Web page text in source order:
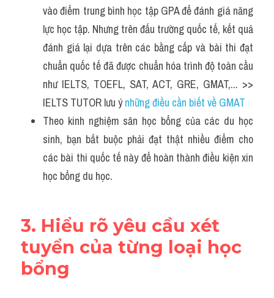
vào điểm trung bình học tập GPA để đánh giá năng
lực học tập. Nhưng trên đấu trường quốc tế, kết quả
đánh giá lại dựa trên các bằng cấp và bài thi đạt
chuẩn quốc tế đã được chuẩn hóa trình độ toàn cầu
như IELTS, TOEFL, SAT, ACT, GRE, GMAT,... >>
IELTS TUTOR lưu ý những điều cần biết về GMAT
Theo kinh nghiệm săn học bổng của các du học
sinh, bạn bắt buộc phải đạt thật nhiều điểm cho
các bài thi quốc tế này để hoàn thành điều kiện xin
học bổng du học.
3. Hiểu rõ yêu cầu xét
tuyển của từng loại học
bổng